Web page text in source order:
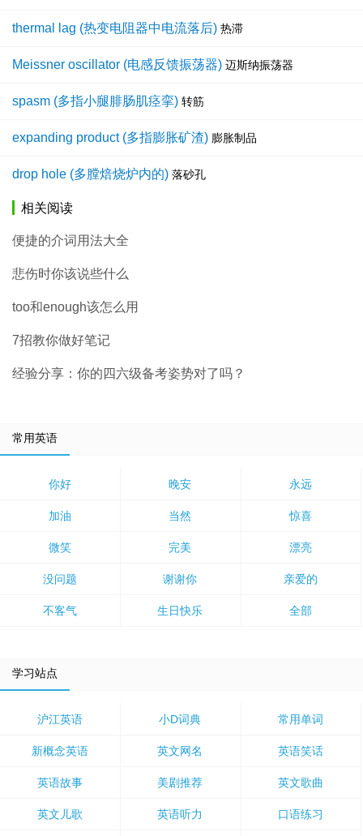
thermal lag (热变电阻器中电流落后) 热滞
Meissner oscillator (电感反馈振荡器) 迈斯纳振荡器
spasm (多指小腿腓肠肌痉挛) 转筋
expanding product (多指膨胀矿渣) 膨胀制品
drop hole (多膛焙烧炉内的) 落砂孔
相关阅读
便捷的介词用法大全
悲伤时你该说些什么
too和enough该怎么用
7招教你做好笔记
经验分享：你的四六级备考姿势对了吗？
常用英语
你好 晚安 永远
加油 当然 惊喜
微笑 完美 漂亮
没问题 谢谢你 亲爱的
不客气 生日快乐 全部
学习站点
沪江英语 小D词典 常用单词
新概念英语 英文网名 英语笑话
英语故事 美剧推荐 英文歌曲
英文儿歌 英语听力 口语练习